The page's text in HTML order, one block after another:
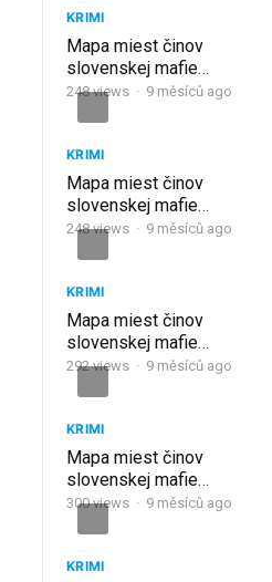
KRIMI
Mapa miest činov
slovenskej mafie
(2017) 23. ČASŤ
248views · 9 měsíců ago
KRIMI
Mapa miest činov
slovenskej mafie
(2016) 22. ČASŤ
248views · 9 měsíců ago
KRIMI
Mapa miest činov
slovenskej mafie
(2015) 21. ČASŤ
292views · 9 měsíců ago
KRIMI
Mapa miest činov
slovenskej mafie
(2014) 20. ČASŤ
300views · 9 měsíců ago
KRIMI